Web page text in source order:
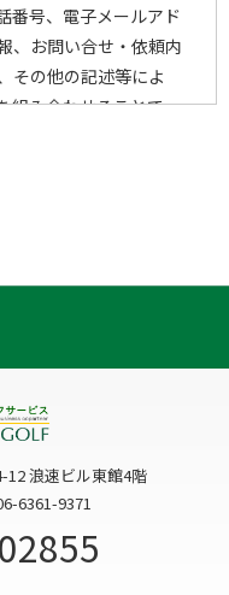
番号、電子メールアド
、お問い合せ・依頼内
その他の記述等によ
組み合わせることで、
該当する場合を除き、
利用いたしません。
浪速ビル東館4階
6361-9371